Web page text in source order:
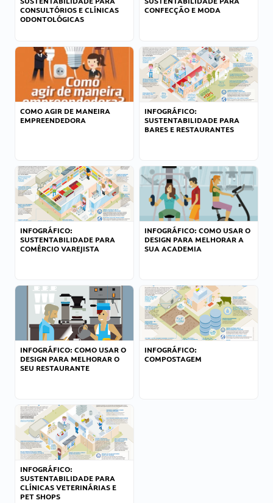
CONSULTÓRIOS E CLÍNICAS
ODONTOLÓGICAS
CONFECÇÃO E MODA
COMO AGIR DE MANEIRA
EMPREENDEDORA
INFOGRÁFICO:
SUSTENTABILIDADE PARA
BARES E RESTAURANTES
INFOGRÁFICO:
SUSTENTABILIDADE PARA
COMÉRCIO VAREJISTA
INFOGRÁFICO: COMO USAR O
DESIGN PARA MELHORAR A
SUA ACADEMIA
INFOGRÁFICO: COMO USAR O
DESIGN PARA MELHORAR O
SEU RESTAURANTE
INFOGRÁFICO:
COMPOSTAGEM
INFOGRÁFICO:
SUSTENTABILIDADE PARA
CLÍNICAS VETERINÁRIAS E
PET SHOPS